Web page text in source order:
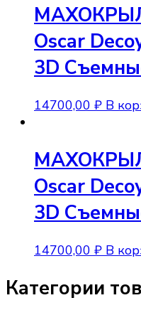
Oscar
3D
14700,00 ₽ В
МАХОКРЫЛ
Oscar
3D
14700,00 ₽ В
Категории